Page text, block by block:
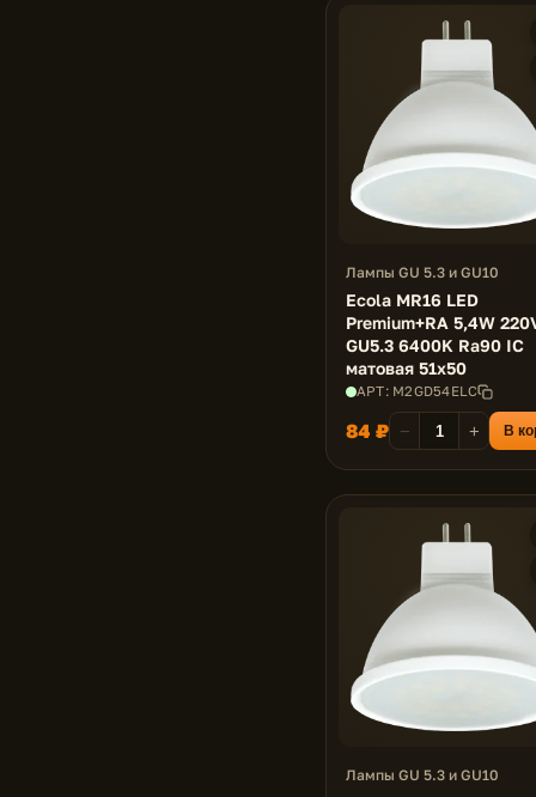
Лампы GU 5.3 и GU10
Ecola MR16 LED
Premium+RA 5,4W
GU5.3 6400K Ra90 IC
матовая 51x50
АРТ: M2GD54ELC
84 ₽ − + В
Лампы GU 5.3 и GU10